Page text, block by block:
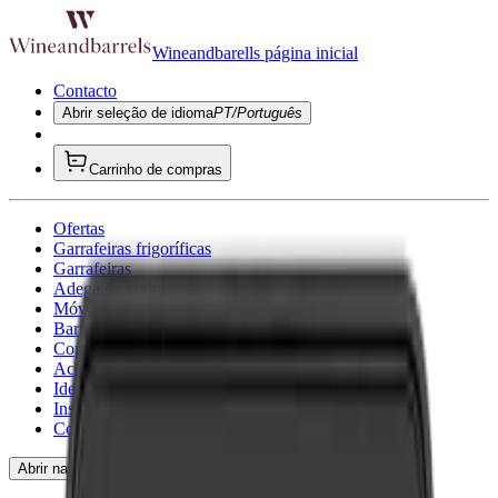
Wineandbarells página inicial
Contacto
Abrir seleção de idiomaPT/Português
Carrinho de compras
Ofertas
Garrafeiras frigoríficas
Garrafeiras
Adega de vinhos
Móveis para vinho
Barris de Vinho
Copo de vinho
Acessórios para vinho
Ideias de presentes
Inspirador
Consultoria
Abrir navegação